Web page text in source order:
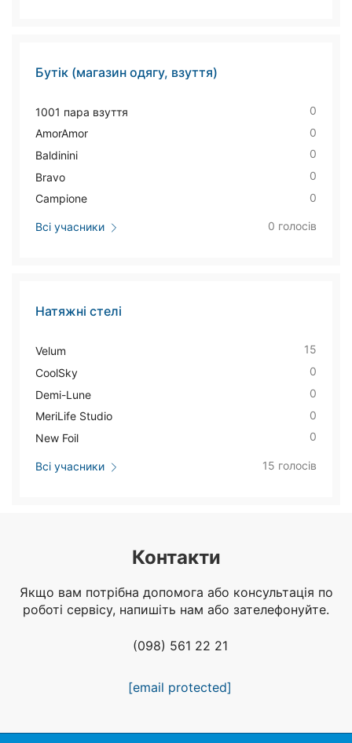
Бутік (магазин одягу, взуття)
1001 пара взуття
0
AmorAmor
0
Baldinini
0
Bravo
0
Campione
0
Всі учасники 0 голосів
Натяжні стелі
Velum
15
CoolSky
0
Demi-Lune
0
MeriLife Studio
0
New Foil
0
Всі учасники 15 голосів
Контакти
Якщо вам потрібна допомога або консультація по
роботі сервісу, напишіть нам або зателефонуйте.
(098) 561 22 21
[email protected]